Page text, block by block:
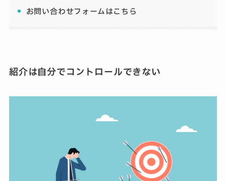
お問い合わせフォームはこちら
紹介は自分でコントロールできない